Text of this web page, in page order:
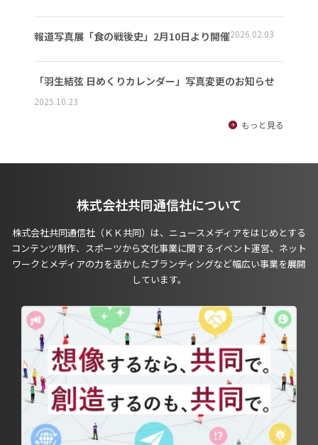
報道写真展「食の戦後史」2月10日より開催2026.02.03
「羽生結弦 日めくりカレンダー」写真変更のお知らせ
2025.10.23
もっと見る
株式会社共同通信社について
株式会社共同通信社（ＫＫ共同）は、ニュースメディアをはじめとする
コンテンツ制作、スポーツから文化事業に関するイベント運営、ネット
ワークとメディアの力を活かしたブランディングなど幅広い事業を展開
しています。